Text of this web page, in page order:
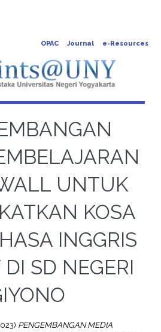
OPAC Journal e-Resources
UNTUK
KOSA
INGGRIS
SD NEGERI
PENGEMBANGAN MEDIA